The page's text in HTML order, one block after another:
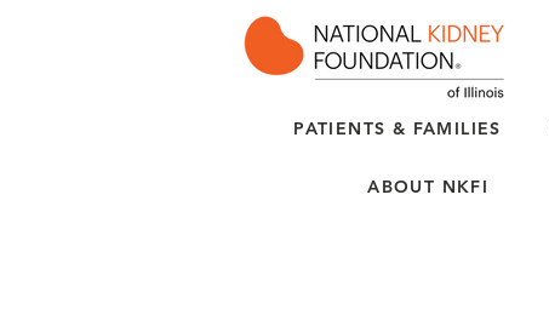
PATIENTS & FAMILIES
ABOUT NKFI